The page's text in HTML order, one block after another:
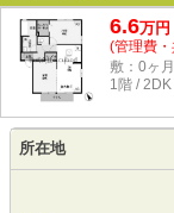
6.6万円
(管理費
敷：0ヶ
1階 /
所在地